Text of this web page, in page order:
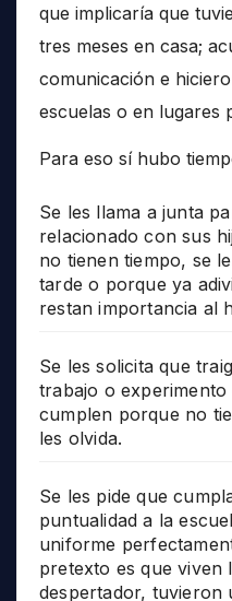
que implicaría que
tres meses en casa;
comunicación e
escuelas o en lugares
Para eso sí hubo
Se les llama a junta
relacionado con sus
no tienen tiempo, se
tarde o porque ya
restan importancia al
Se les solicita que
trabajo o
cumplen porque no
les olvida.
Se les pide que
puntualidad a la
uniforme
pretexto es que viven
despertador, tuvieron